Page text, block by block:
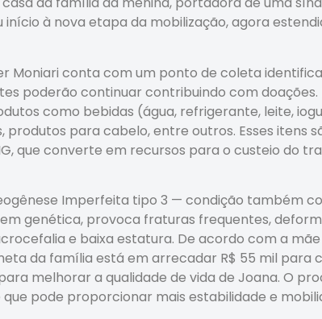
início à nova etapa da mobilização, agora
Moniari conta com um ponto de coleta
poderão continuar contribuindo com doações.
como bebidas (água, refrigerante, leite,
produtos para cabelo, entre outros. Esses itens
que converte em recursos para o custeio do
Imperfeita tipo 3 — condição também
genética, provoca fraturas frequentes,
e baixa estatura. De acordo com a
da família está em arrecadar R$ 55 mil para
melhorar a qualidade de vida de Joana. O
pode proporcionar mais estabilidade e